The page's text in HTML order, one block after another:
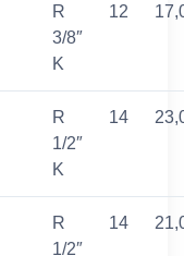
R
3/8″
K
12
R
1/2″
K
14
R
1/2″
14